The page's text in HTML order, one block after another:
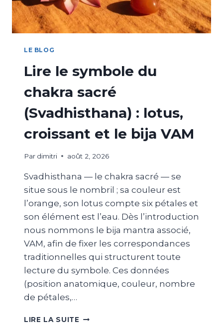
LE BLOG
Lire le symbole du
chakra sacré
(Svadhisthana) : lotus,
croissant et le bija VAM
Par dimitri août 2, 2026
Svadhisthana — le chakra sacré — se
situe sous le nombril ; sa couleur est
l’orange, son lotus compte six pétales et
son élément est l’eau. Dès l’introduction
nous nommons le bija mantra associé,
VAM, afin de fixer les correspondances
traditionnelles qui structurent toute
lecture du symbole. Ces données
(position anatomique, couleur, nombre
de pétales,…
LIRE LA SUITE